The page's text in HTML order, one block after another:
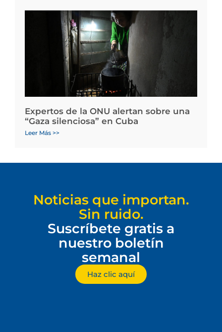
Expertos de la ONU alertan sobre una
“Gaza silenciosa” en Cuba
Leer Más >>
Noticias que importan.
Sin ruido.
Suscríbete gratis a
nuestro boletín
semanal
Haz clic aquí